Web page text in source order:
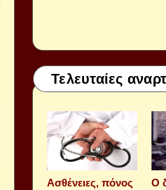
Τελευταίες
Aσθένειες, πόνος
Ο